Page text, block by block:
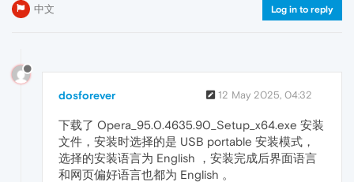
中文 Log in to reply
dosforever 12 May 2025, 04:32
下载了 Opera_95.0.4635.90_Setup_x64.exe 安装
文件，安装时选择的是 USB portable 安装模式，
选择的安装语言为 English ，安装完成后界面语言
和网页偏好语言也都为 English 。